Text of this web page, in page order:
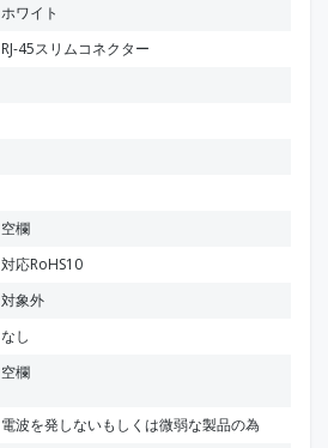
ホワイト
RJ-45スリムコネクター
空欄
対応RoHS10
対象外
なし
空欄
電波を発しないもしくは微弱な製品の為